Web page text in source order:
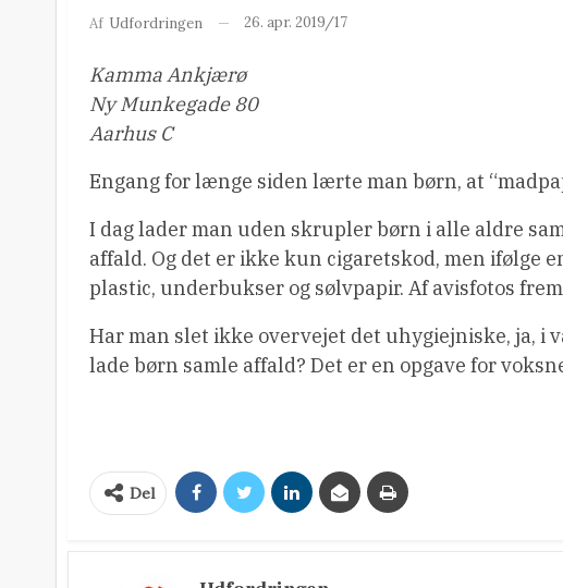
Af Udfordringen 26. apr. 2019/17
Kamma Ankjærø
Ny Munkegade 80
Aarhus C
Engang for længe siden lærte man børn, at
I dag lader man uden skrupler børn i alle aldre
affald. Og det er ikke kun cigaretskod, men ifølge
plastic, underbukser og sølvpapir. Af avisfotos
Har man slet ikke overvejet det uhygiejniske, ja, i
lade børn samle affald? Det er en opgave for
Del